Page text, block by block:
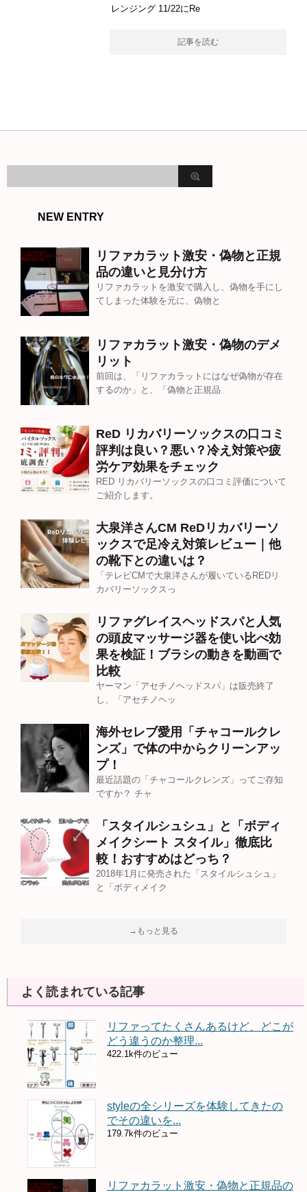
レンジング 11/22にRe
記事を読む
NEW ENTRY
リファカラット激安・偽物と正規
品の違いと見分け方
リファカラットを激安で購入し、偽物を手にし
てしまった体験を元に、偽物と
リファカラット激安・偽物のデメ
リット
前回は、「リファカラットにはなぜ偽物が存在
するのか」と、「偽物と正規品
ReD リカバリーソックスの口コミ
評判は良い？悪い？冷え対策や疲
労ケア効果をチェック
RED リカバリーソックスの口コミ評価について
ご紹介します。
大泉洋さんCM ReDリカバリーソ
ックスで足冷え対策レビュー｜他
の靴下との違いは？
「テレビCMで大泉洋さんが履いているREDリ
カバリーソックスっ
リファグレイスヘッドスパと人気
の頭皮マッサージ器を使い比べ効
果を検証！ブラシの動きを動画で
比較
ヤーマン「アセチノヘッドスパ」は販売終了
し、「アセチノヘッ
海外セレブ愛用「チャコールクレ
ンズ」で体の中からクリーンアッ
プ！
最近話題の「チャコールクレンズ」ってご存知
ですか？ チャ
「スタイルシュシュ」と「ボディ
メイクシート スタイル」徹底比
較！おすすめはどっち？
2018年1月に発売された「スタイルシュシュ」
と「ボディメイク
→もっと見る
よく読まれている記事
リファってたくさんあるけど、どこが
どう違うのか整理...
422.1k件のビュー
styleの全シリーズを体験してきたの
でその違いを...
179.7k件のビュー
リファカラット激安・偽物と正規品の